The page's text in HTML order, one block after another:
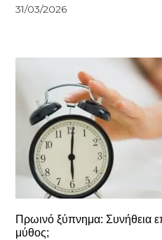
31/03/2026
Πρωινό ξύπνημα: Συνήθεια
μύθος;